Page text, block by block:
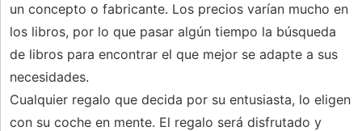
un concepto o fabricante. Los precios varían mucho en
los libros, por lo que pasar algún tiempo la búsqueda
de libros para encontrar el que mejor se adapte a sus
necesidades.
Cualquier regalo que decida por su entusiasta, lo eligen
con su coche en mente. El regalo será disfrutado y